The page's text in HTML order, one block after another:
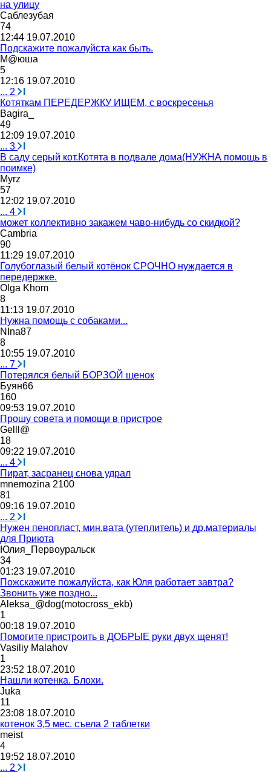
на улицу
Саблезубая
74
12:44 19.07.2010
Подскажите пожалуйста как быть.
М@юша
5
12:16 19.07.2010
... 2
Котяткам ПЕРЕДЕРЖКУ ИЩЕМ, с воскресенья
Bagira_
49
12:09 19.07.2010
... 3
В саду серый кот.Котята в подвале дома(НУЖНА помощь в
поимке)
Myrz
57
12:02 19.07.2010
... 4
может коллективно закажем чаво-нибудь со скидкой?
Cambria
90
11:29 19.07.2010
Голубоглазый белый котёнок СРОЧНО нуждается в
передержке.
Olga Khom
8
11:13 19.07.2010
Нужна помощь с собаками...
NIna87
8
10:55 19.07.2010
... 7
Потерялся белый БОРЗОЙ щенок
Буян66
160
09:53 19.07.2010
Прошу совета и помощи в пристрое
Gelll@
18
09:22 19.07.2010
... 4
Пират, засранец снова удрал
mnemozina 2100
81
09:16 19.07.2010
... 2
Нужен пенопласт, мин.вата (утеплитель) и др.материалы
для Приюта
Юлия
Первоуральск
34
01:23 19.07.2010
Пожскажите пожалуйста, как Юля работает завтра?
Звонить уже поздно...
Aleksa_@dog(motocross_ekb)
1
00:18 19.07.2010
Помогите пристроить в ДОБРЫЕ руки двух щенят!
Vasiliy Malahov
1
23:52 18.07.2010
Нашли котенка. Блохи.
Juka
11
23:08 18.07.2010
котенок 3,5 мес. съела 2 таблетки
meist
4
19:52 18.07.2010
... 2